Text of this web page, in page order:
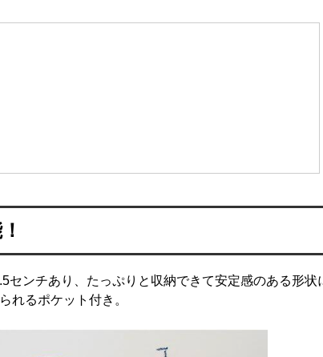
センチあり、たっぷりと収納できて安定感のある形状
れるポケット付き。